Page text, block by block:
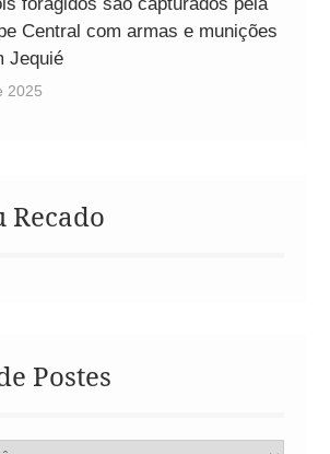
Central com armas e munições
Jequié
2025
Recado
Postes